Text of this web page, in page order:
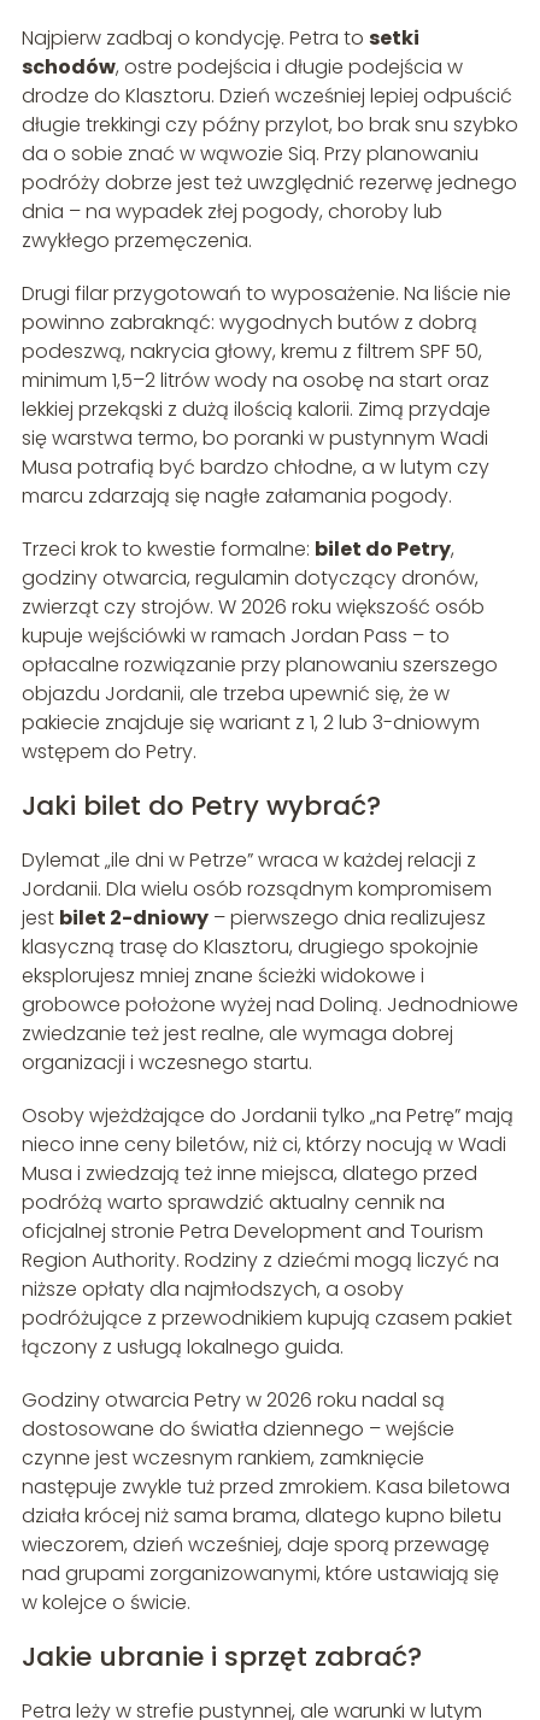
Najpierw zadbaj o kondycję. Petra to setki
schodów, ostre podejścia i długie podejścia w
drodze do Klasztoru. Dzień wcześniej lepiej odpuścić
długie trekkingi czy późny przylot, bo brak snu szybko
da o sobie znać w wąwozie Siq. Przy planowaniu
podróży dobrze jest też uwzględnić rezerwę jednego
dnia – na wypadek złej pogody, choroby lub
zwykłego przemęczenia.
Drugi filar przygotowań to wyposażenie. Na liście nie
powinno zabraknąć: wygodnych butów z dobrą
podeszwą, nakrycia głowy, kremu z filtrem SPF 50,
minimum 1,5–2 litrów wody na osobę na start oraz
lekkiej przekąski z dużą ilością kalorii. Zimą przydaje
się warstwa termo, bo poranki w pustynnym Wadi
Musa potrafią być bardzo chłodne, a w lutym czy
marcu zdarzają się nagłe załamania pogody.
Trzeci krok to kwestie formalne: bilet do Petry,
godziny otwarcia, regulamin dotyczący dronów,
zwierząt czy strojów. W 2026 roku większość osób
kupuje wejściówki w ramach Jordan Pass – to
opłacalne rozwiązanie przy planowaniu szerszego
objazdu Jordanii, ale trzeba upewnić się, że w
pakiecie znajduje się wariant z 1, 2 lub 3-dniowym
wstępem do Petry.
Jaki bilet do Petry wybrać?
Dylemat „ile dni w Petrze” wraca w każdej relacji z
Jordanii. Dla wielu osób rozsądnym kompromisem
jest bilet 2-dniowy– pierwszego dnia realizujesz
klasyczną trasę do Klasztoru, drugiego spokojnie
eksplorujesz mniej znane ścieżki widokowe i
grobowce położone wyżej nad Doliną. Jednodniowe
zwiedzanie też jest realne, ale wymaga dobrej
organizacji i wczesnego startu.
Osoby wjeżdżające do Jordanii tylko „na Petrę” mają
nieco inne ceny biletów, niż ci, którzy nocują w Wadi
Musa i zwiedzają też inne miejsca, dlatego przed
podróżą warto sprawdzić aktualny cennik na
oficjalnej stronie Petra Development and Tourism
Region Authority. Rodziny z dziećmi mogą liczyć na
niższe opłaty dla najmłodszych, a osoby
podróżujące z przewodnikiem kupują czasem pakiet
łączony z usługą lokalnego guida.
Godziny otwarcia Petry w 2026 roku nadal są
dostosowane do światła dziennego – wejście
czynne jest wczesnym rankiem, zamknięcie
następuje zwykle tuż przed zmrokiem. Kasa biletowa
działa krócej niż sama brama, dlatego kupno biletu
wieczorem, dzień wcześniej, daje sporą przewagę
nad grupami zorganizowanymi, które ustawiają się
w kolejce o świcie.
Jakie ubranie i sprzęt zabrać?
Petra leży w strefie pustynnej, ale warunki w lutym